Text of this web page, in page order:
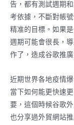
告，都有測試週期
考依據，不斷對帳
精准的目標。如果
週期可能會很長，
作了，造成谷歌推
近期世界各地疫情
當下如何能更快速
要，這個時候谷歌
也分享過外貿網站